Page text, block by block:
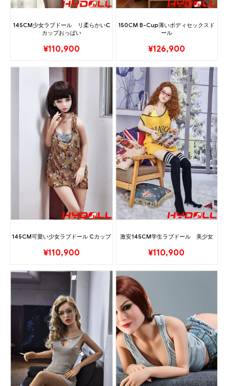
145CM少女ラブドール リ柔らかいC
カップおっぱい
¥110,900
150CM B-Cup薄いボディセックスド
ール
¥126,900
145CM可愛い少女ラブドール Cカップ
¥110,900
激安145CM学生ラブドール 美少女
¥110,900